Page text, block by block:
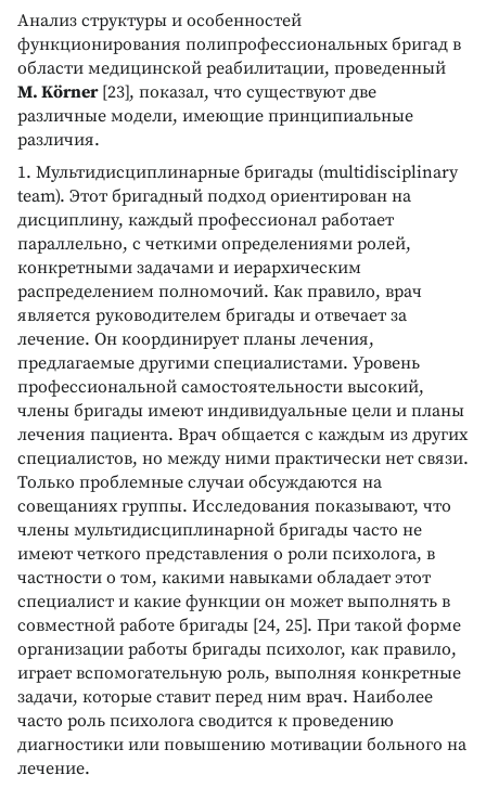
Анализ структуры и особенностей
функционирования полипрофессиональных бригад в
области медицинской реабилитации, проведенный
М. Körner[23], показал, что существуют две
различные модели, имеющие принципиальные
различия.
1. Мультидисциплинарные бригады (multidisciplinary
team). Этот бригадный подход ориентирован на
дисциплину, каждый профессионал работает
параллельно, с четкими определениями ролей,
конкретными задачами и иерархическим
распределением полномочий. Как правило, врач
является руководителем бригады и отвечает за
лечение. Он координирует планы лечения,
предлагаемые другими специалистами. Уровень
профессиональной самостоятельности высокий,
члены бригады имеют индивидуальные цели и планы
лечения пациента. Врач общается с каждым из других
специалистов, но между ними практически нет связи.
Только проблемные случаи обсуждаются на
совещаниях группы. Исследования показывают, что
члены мультидисциплинарной бригады часто не
имеют четкого представления о роли психолога, в
частности о том, какими навыками обладает этот
специалист и какие функции он может выполнять в
совместной работе бригады [24, 25]. При такой форме
организации работы бригады психолог, как правило,
играет вспомогательную роль, выполняя конкретные
задачи, которые ставит перед ним врач. Наиболее
часто роль психолога сводится к проведению
диагностики или повышению мотивации больного на
лечение.